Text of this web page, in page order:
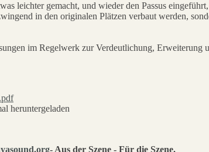
leichter gemacht, und wieder den Passus
in den originalen Plätzen verbaut werden,
im Regelwerk zur Verdeutlichung,
heruntergeladen
- Aus der Szene - Für die Szene.